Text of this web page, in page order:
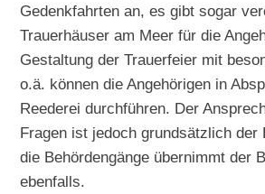
Gedenkfahrten an, es gibt sogar
Trauerhäuser am Meer für die
Gestaltung der Trauerfeier mit
o.ä. können die Angehörigen in
Reederei durchführen. Der
Fragen ist jedoch grundsätzlich der
die Behördengänge übernimmt der
ebenfalls.